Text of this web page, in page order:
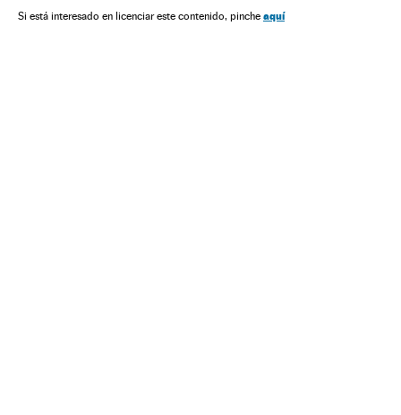
Si está interesado en licenciar este contenido, pinche aquí